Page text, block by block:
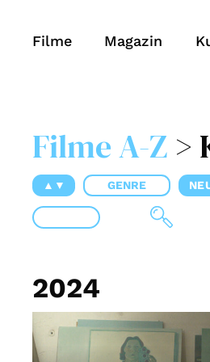
Filme Magazin
Filme A-Z >
▲▼ GENRE
2024